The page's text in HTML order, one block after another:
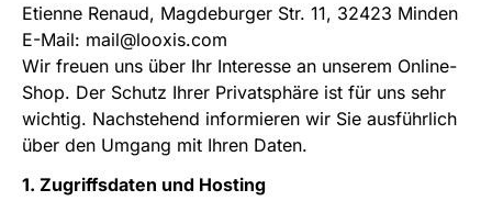
Etienne Renaud, Magdeburger Str. 11, 32423 Minden
E-Mail: mail@looxis.com
Wir freuen uns über Ihr Interesse an unserem Online-
Shop. Der Schutz Ihrer Privatsphäre ist für uns sehr
wichtig. Nachstehend informieren wir Sie ausführlich
über den Umgang mit Ihren Daten.
1. Zugriffsdaten und Hosting